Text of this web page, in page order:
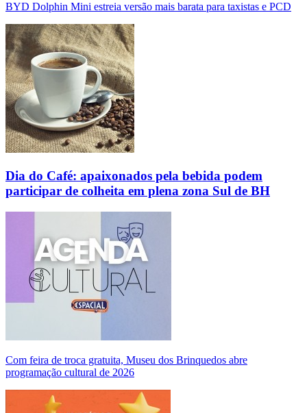
BYD Dolphin Mini estreia versão mais barata para taxistas e PCD
Dia do Café: apaixonados pela bebida podem
participar de colheita em plena zona Sul de BH
Com feira de troca gratuita, Museu dos Brinquedos abre
programação cultural de 2026